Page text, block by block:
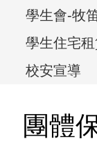
,學生會-牧
學生住宅
校安宣導
團體